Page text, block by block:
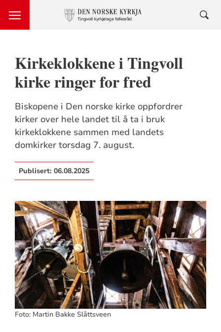
Kirkeklokkene i Tingvoll
kirke ringer for fred
Biskopene i Den norske kirke oppfordrer
kirker over hele landet til å ta i bruk
kirkeklokkene sammen med landets
domkirker torsdag 7. august.
Publisert: 06.08.2025
Foto: Martin Bakke Slåttsveen